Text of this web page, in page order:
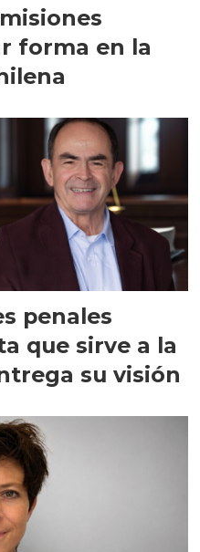
forma en la
penales
que sirve a la
su visión